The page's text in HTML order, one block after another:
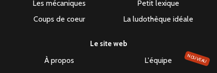
Les mécaniques
Petit lexique
Coups de coeur
La ludothèque idéale
Le site web
À propos L'équipe NOUVEAU